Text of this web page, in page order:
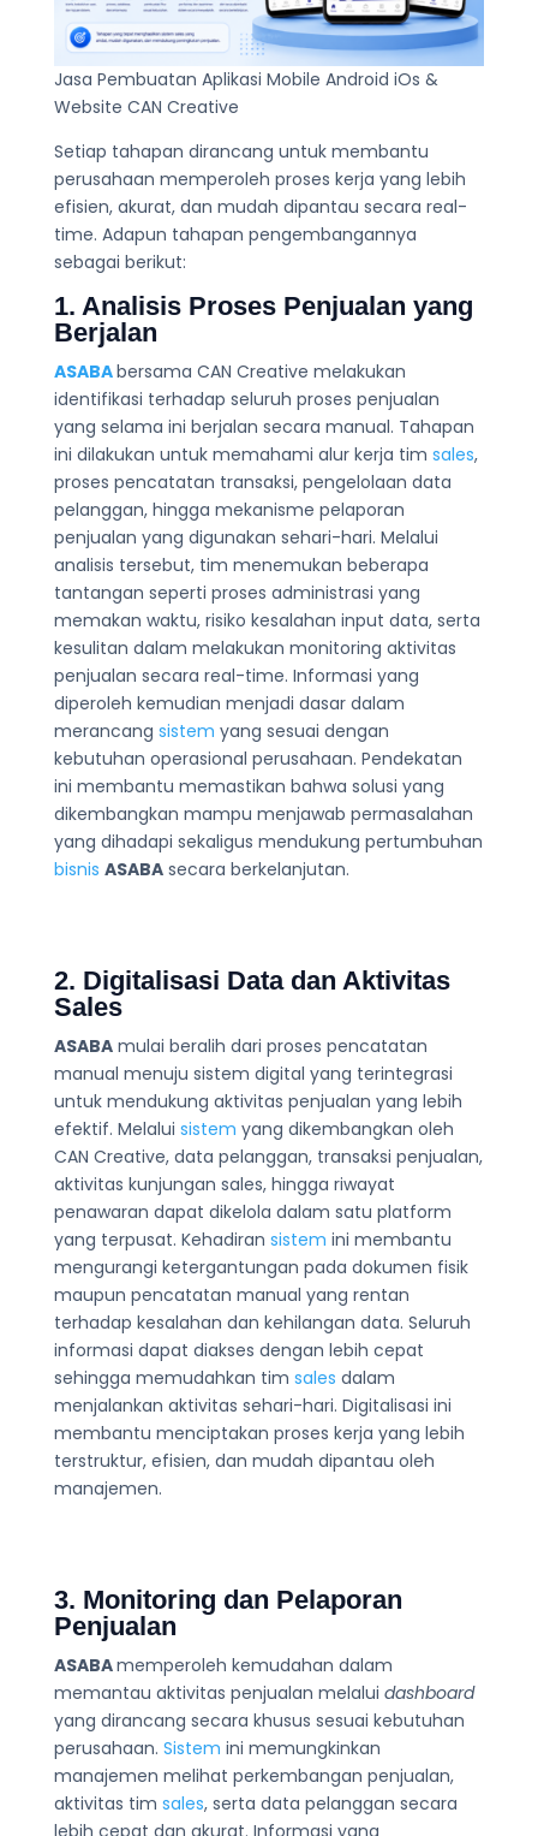
Jasa Pembuatan Aplikasi Mobile Android iOs &
Website CAN Creative
Setiap tahapan dirancang untuk membantu
perusahaan memperoleh proses kerja yang lebih
efisien, akurat, dan mudah dipantau secara real-
time. Adapun tahapan pengembangannya
sebagai berikut:
1. Analisis Proses Penjualan yang
Berjalan
ASABAbersama CAN Creative melakukan
identifikasi terhadap seluruh proses penjualan
yang selama ini berjalan secara manual. Tahapan
ini dilakukan untuk memahami alur kerja tim sales,
proses pencatatan transaksi, pengelolaan data
pelanggan, hingga mekanisme pelaporan
penjualan yang digunakan sehari-hari. Melalui
analisis tersebut, tim menemukan beberapa
tantangan seperti proses administrasi yang
memakan waktu, risiko kesalahan input data, serta
kesulitan dalam melakukan monitoring aktivitas
penjualan secara real-time. Informasi yang
diperoleh kemudian menjadi dasar dalam
merancang sistem yang sesuai dengan
kebutuhan operasional perusahaan. Pendekatan
ini membantu memastikan bahwa solusi yang
dikembangkan mampu menjawab permasalahan
yang dihadapi sekaligus mendukung pertumbuhan
bisnis ASABAsecara berkelanjutan.
2. Digitalisasi Data dan Aktivitas
Sales
ASABAmulai beralih dari proses pencatatan
manual menuju sistem digital yang terintegrasi
untuk mendukung aktivitas penjualan yang lebih
efektif. Melalui sistem yang dikembangkan oleh
CAN Creative, data pelanggan, transaksi penjualan,
aktivitas kunjungan sales, hingga riwayat
penawaran dapat dikelola dalam satu platform
yang terpusat. Kehadiran sistem ini membantu
mengurangi ketergantungan pada dokumen fisik
maupun pencatatan manual yang rentan
terhadap kesalahan dan kehilangan data. Seluruh
informasi dapat diakses dengan lebih cepat
sehingga memudahkan tim sales dalam
menjalankan aktivitas sehari-hari. Digitalisasi ini
membantu menciptakan proses kerja yang lebih
terstruktur, efisien, dan mudah dipantau oleh
manajemen.
3. Monitoring dan Pelaporan
Penjualan
ASABAmemperoleh kemudahan dalam
memantau aktivitas penjualan melalui dashboard
yang dirancang secara khusus sesuai kebutuhan
perusahaan. Sistem ini memungkinkan
manajemen melihat perkembangan penjualan,
aktivitas tim sales, serta data pelanggan secara